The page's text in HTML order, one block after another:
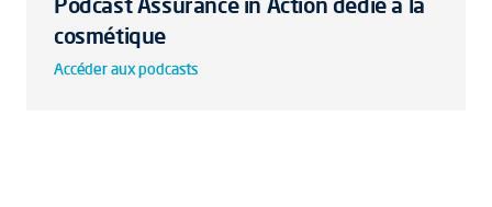
cosmétique
Accéder aux podcasts